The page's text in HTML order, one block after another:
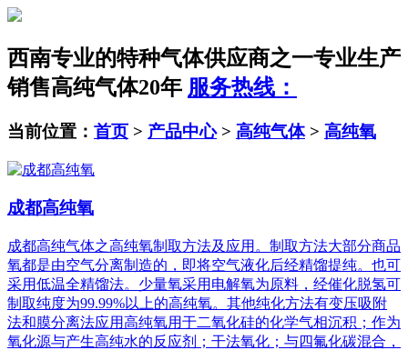
西南专业的特种气体供应商之一专业生产
销售高纯气体20年 服务热线：
当前位置： 首页 > 产品中心> 高纯气体> 高纯氧
成都高纯氧
成都高纯气体之高纯氧制取方法及应用。制取方法大部分商品
氧都是由空气分离制造的，即将空气液化后经精馏提纯。也可
采用低温全精馏法。少量氧采用电解氧为原料，经催化脱氢可
制取纯度为99.99%以上的高纯氧。其他纯化方法有变压吸附
法和膜分离法应用高纯氧用于二氧化硅的化学气相沉积；作为
氧化源与产生高纯水的反应剂；干法氧化；与四氟化碳混合，